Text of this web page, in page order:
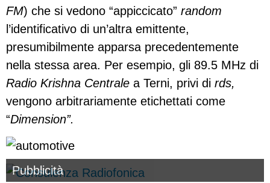
FM) che si vedono “appiccicato” random
l’identificativo di un’altra emittente,
presumibilmente apparsa precedentemente
nella stessa area. Per esempio, gli 89.5 MHz di
Radio Krishna Centrale a Terni, privi di rds,
vengono arbitrariamente etichettati come
“Dimension”.
Pubblicità